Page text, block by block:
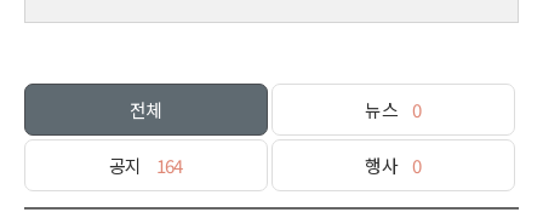
전체 뉴스 0
공지 164 행사 0